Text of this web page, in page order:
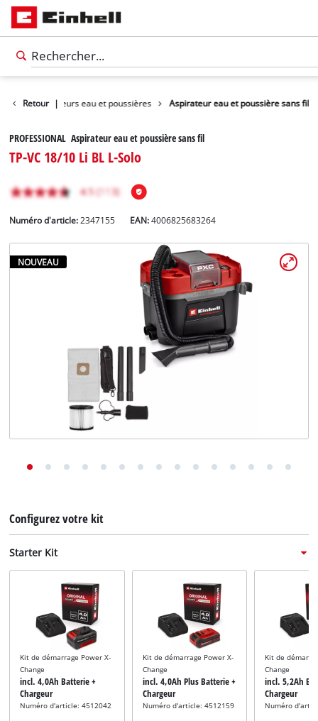
Deutsch
Retour |
Aspirateurs eau et poussières Aspirateur eau et poussière sans fil
PROFESSIONAL Aspirateur eau et poussière sans fil
TP-VC 18/10 Li BL L-Solo
Numéro d'article: 2347155 EAN:4006825683264
NOUVEAU
Configurez votre kit
Starter Kit
Kit de démarrage Power X-
Change
incl. 4,0Ah Batterie +
Chargeur
Numéro d'article: 4512042
Kit de démarrage Power X-
Change
incl. 4,0Ah Plus Batterie +
Chargeur
Numéro d'article: 4512159
Kit de
Change
incl. 5,2Ah
Chargeur
Numéro